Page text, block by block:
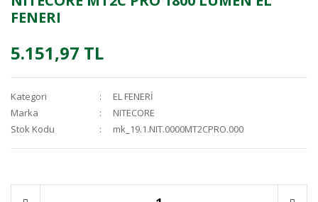
FENERI
5.151,97 TL
Kategori
EL FENERİ
Marka
NITECORE
Stok Kodu
mk_19.1.NIT.0000MT2CPRO.000